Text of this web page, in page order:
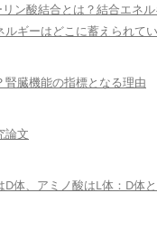
ン酸結合とは？結合エネ
ギーはどこに蓄えられて
腎臓機能の指標となる理由
論文
体、アミノ酸はL体：D体